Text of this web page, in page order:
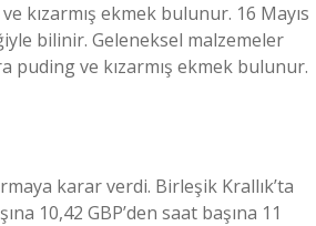
kızarmış ekmek bulunur. 16 Mayıs
bilinir. Geleneksel malzemeler
puding ve kızarmış ekmek bulunur.
karar verdi. Birleşik Krallık’ta
10,42 GBP’den saat başına 11